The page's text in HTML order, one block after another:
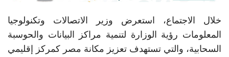
خلال الاجتماع، استعرض وزير الاتصالات وتكنولوجيا
المعلومات رؤية الوزارة لتنمية مراكز البيانات والحوسبة
السحابية، والتي تستهدف تعزيز مكانة مصر كمركز إقليمي